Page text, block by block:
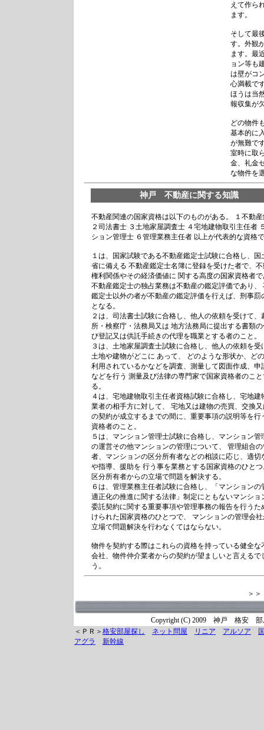
えて作ら
ます。
そして最
す。外観
ます。最
ョン等も
は壁がコ
心満載で
ほうは当
報収集が
どの物件
基本的に
が無難で
室時に取
金、礼金
な物件を
神戸 不動産に関する知識
不動産関連の国家資格は以下のものがある。 １不動
２司法書士 ３土地家屋調査士 ４宅地建物取引主任者
ション管理士 ６管理業務主任者 以上が代表的な資格
１は、国家試験である不動産鑑定士試験に合格し、国
省に備える 不動産鑑定士名簿に登録を受けた者で、
権利関係やその経済価値に 関する高度の国家資格者
不動産鑑定士の独占業務は不動産の鑑定評価であり、
鑑定士以外の者が不動産の鑑定評価を行えば、刑事罰
となる。
２は、司法書士試験に合格し、他人の依頼を受けて、
所・検察庁・法務局又は 地方法務局に提出する書類
び登記又は供託手続きの代理を職業とする者のこと。
３は、土地家屋調査士試験に合格し、他人の依頼を受
土地や建物がどこに あって、 どのような形状か、ど
利用されているかなどを調査、測量して図面作成、申
などを行う 測量及び法律の専門家で国家資格者のこ
る。
４は、宅地建物取引主任者資格試験に合格し、宅地建
業者の相手方に対して、 宅地又は建物の売買、交換
の契約が成立するまでの間に、重要事項の説明等を行
資格者のこと。
５は、マンション管理士試験に合格し、マンション管
の運営その他マンションの管理について、 管理組合
者、マンションの区分所有者などの相談に応じ、適切
や指導、援助を 行う事を業務とする国家資格のひと
区分所有者からの立場で問題を解決する。
６は、管理業務主任者試験に合格し、「マンションの
適正化の推進に関する法律」制定にともないマンショ
委託契約に関する重要事項や管理事務の報告を行うた
けられた国家資格のひとつで、 マンションの管理会
立場で問題解決を行わなくてはならない。
物件を契約する際はこれらの資格を持っている健全な
会社、物件仲介業者からの契約が望ましいと言えるで
う。
＞＞
Copyright (C) 2009 神戸 格安
＜ＰＲ＞ 格安部屋探し ネット問屋 リニア アルソア
アグラ
新幹線